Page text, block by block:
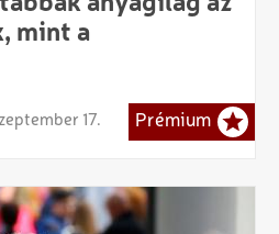
mint a
17. Prémium